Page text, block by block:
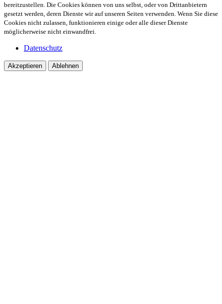
bereitzustellen. Die Cookies können von uns selbst, oder von Drittanbietern
gesetzt werden, deren Dienste wir auf unseren Seiten verwenden. Wenn Sie diese
Cookies nicht zulassen, funktionieren einige oder alle dieser Dienste
möglicherweise nicht einwandfrei.
Datenschutz
Akzeptieren Ablehnen